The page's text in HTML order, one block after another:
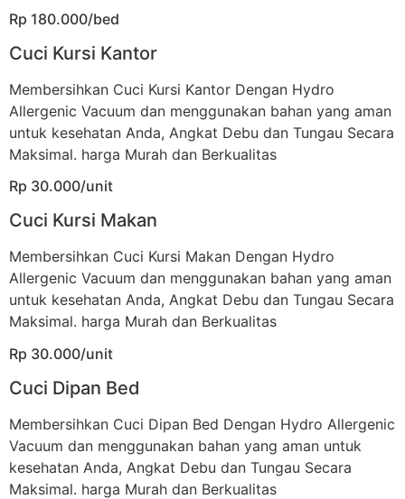
Rp 180.000/bed
Cuci Kursi Kantor
Membersihkan Cuci Kursi Kantor Dengan Hydro
Allergenic Vacuum dan menggunakan bahan yang aman
untuk kesehatan Anda, Angkat Debu dan Tungau Secara
Maksimal. harga Murah dan Berkualitas
Rp 30.000/unit
Cuci Kursi Makan
Membersihkan Cuci Kursi Makan Dengan Hydro
Allergenic Vacuum dan menggunakan bahan yang aman
untuk kesehatan Anda, Angkat Debu dan Tungau Secara
Maksimal. harga Murah dan Berkualitas
Rp 30.000/unit
Cuci Dipan Bed
Membersihkan Cuci Dipan Bed Dengan Hydro Allergenic
Vacuum dan menggunakan bahan yang aman untuk
kesehatan Anda, Angkat Debu dan Tungau Secara
Maksimal. harga Murah dan Berkualitas